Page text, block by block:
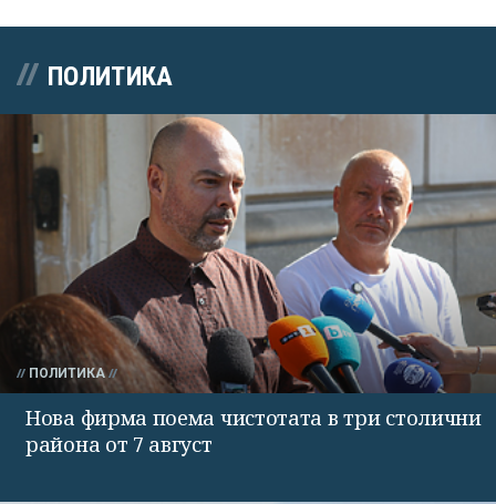
ПОЛИТИКА
ПОЛИТИКА
Нова фирма поема чистотата в три столични
района от 7 август